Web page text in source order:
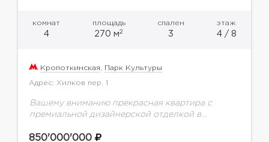
комнат
4
площадь
270 м2
спален
3
этаж
4 / 8
Кропоткинская Парк Культуры
Адрес: Хилков пер. 1
Вашему вниманию прекрасная квартира с
премиальной дизайнерской отделкой в
850'000'000